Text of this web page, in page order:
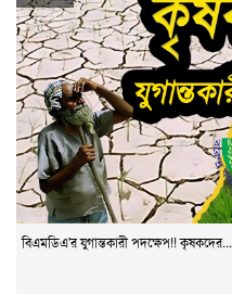
বিএমডিএ'র যুগান্তকারী পদক্ষেপ!! কৃষকদের...